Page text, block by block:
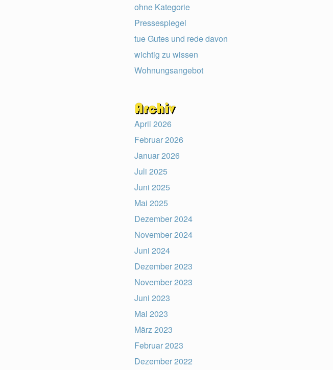
ohne Kategorie
Pressespiegel
tue Gutes und rede davon
wichtig zu wissen
Wohnungsangebot
April 2026
Februar 2026
Januar 2026
Juli 2025
Juni 2025
Mai 2025
Dezember 2024
November 2024
Juni 2024
Dezember 2023
November 2023
Juni 2023
Mai 2023
März 2023
Februar 2023
Dezember 2022